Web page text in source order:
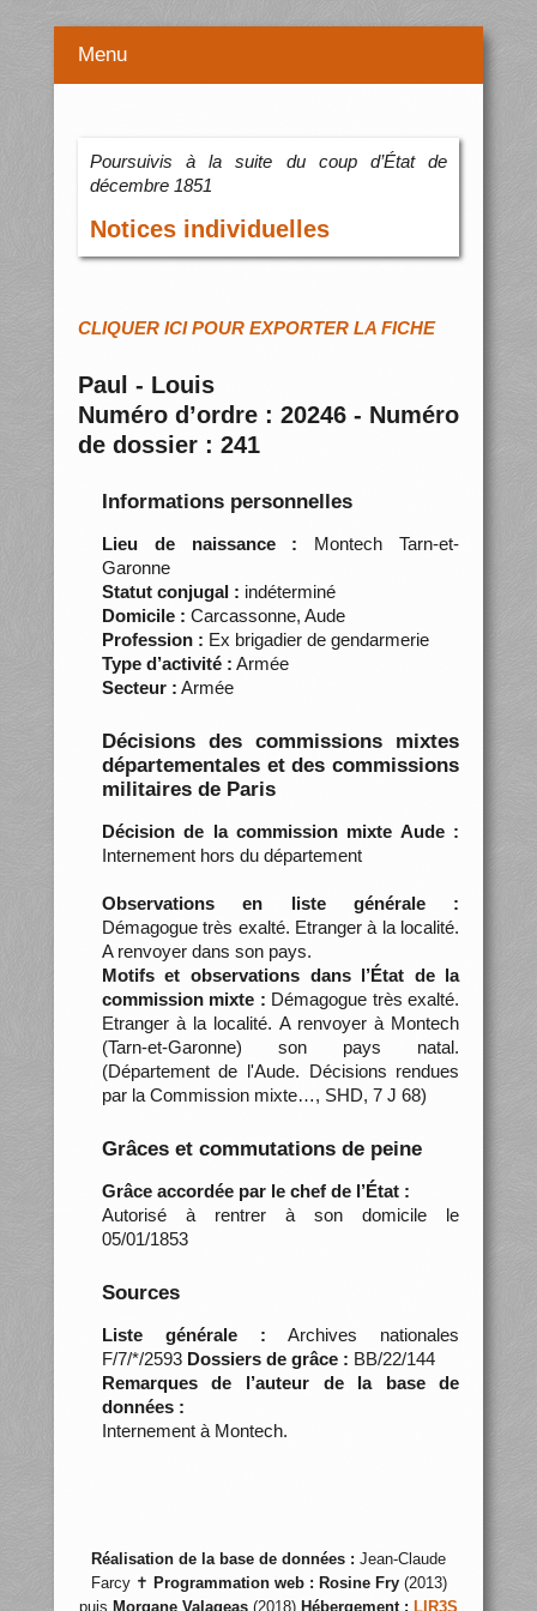
Menu
Poursuivis à la suite du coup d’État de
décembre 1851
Notices individuelles
CLIQUER ICI POUR EXPORTER LA FICHE
Paul - Louis
Numéro d’ordre : 20246 - Numéro
de dossier : 241
Informations personnelles
Lieu de naissance : Montech Tarn-et-
Garonne
Statut conjugal : indéterminé
Domicile : Carcassonne, Aude
Profession : Ex brigadier de gendarmerie
Type d’activité : Armée
Secteur : Armée
Décisions des commissions mixtes
départementales et des commissions
militaires de Paris
Décision de la commission mixte Aude :
Internement hors du département
Observations en liste générale :
Démagogue très exalté. Etranger à la localité.
A renvoyer dans son pays.
Motifs et observations dans l’État de la
commission mixte : Démagogue très exalté.
Etranger à la localité. A renvoyer à Montech
(Tarn-et-Garonne) son pays natal.
(Département de l'Aude. Décisions rendues
par la Commission mixte…, SHD, 7 J 68)
Grâces et commutations de peine
Grâce accordée par le chef de l’État :
Autorisé à rentrer à son domicile le
05/01/1853
Sources
Liste générale : Archives nationales
F/7/*/2593 Dossiers de grâce : BB/22/144
Remarques de l’auteur de la base de
données :
Internement à Montech.
Réalisation de la base de données : Jean-Claude
Farcy ✝ Programmation web : Rosine Fry(2013)
puis Morgane Valageas (2018) Hébergement : LIR3S